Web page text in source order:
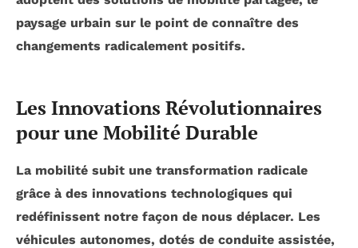
paysage urbain sur le point de connaître des
changements radicalement positifs.
Les Innovations Révolutionnaires
pour une Mobilité Durable
La mobilité subit une transformation radicale
grâce à des innovations technologiques qui
redéfinissent notre façon de nous déplacer. Les
véhicules autonomes, dotés de conduite assistée,